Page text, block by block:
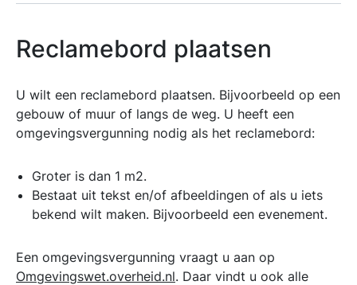
Reclamebord plaatsen
U wilt een reclamebord plaatsen. Bijvoorbeeld op een
gebouw of muur of langs de weg. U heeft een
omgevingsvergunning nodig als het reclamebord:
Groter is dan 1 m2.
Bestaat uit tekst en/of afbeeldingen of als u iets
bekend wilt maken. Bijvoorbeeld een evenement.
Een omgevingsvergunning vraagt u aan op
Omgevingswet.overheid.nl. Daar vindt u ook alle